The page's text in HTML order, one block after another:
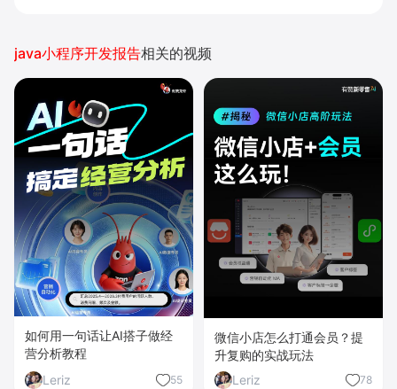
java小程序开发报告相关的视频
如何用一句话让AI搭子做经
营分析教程
Leriz
55
微信小店怎么打通会员？提
升复购的实战玩法
Leriz
78